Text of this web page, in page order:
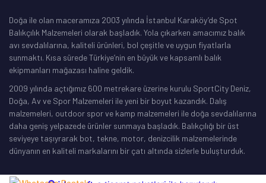
Doğa ile olan maceramıza 2003 yılında İstanbul Karaköy’de Spot
Balıkçılık Malzemeleri olarak başladık. Yola çıkarken amacımız balık
avı sevdalılarına, kaliteli ürünleri, bol çeşitle ve uygun fiyatlarla
sunmaktı. Kısa sürede Türkiye’nin en büyük ve kapsamlı balık
ekipmanları mağazası haline geldik.
2009 yılında açtığımız 600 metrekare üzerine kurulu SportCity Deniz,
Doğa, Av ve Spor Malzemeleri ile yeni bir boyut kazandık. Dalış
malzemeleri, outdoor spor ve kamp malzemeleri ile doğa sevdalılarına
daha geniş yelpazede ürünler sunmaya başladık. Balıkçılığı bir üst
seviyeye taşıyrarak bot, tekne, motor, denizcilik malzemelerinde
dünyanın en kaliteli markalarını bir çatı altında sizlerle buluşturduk.